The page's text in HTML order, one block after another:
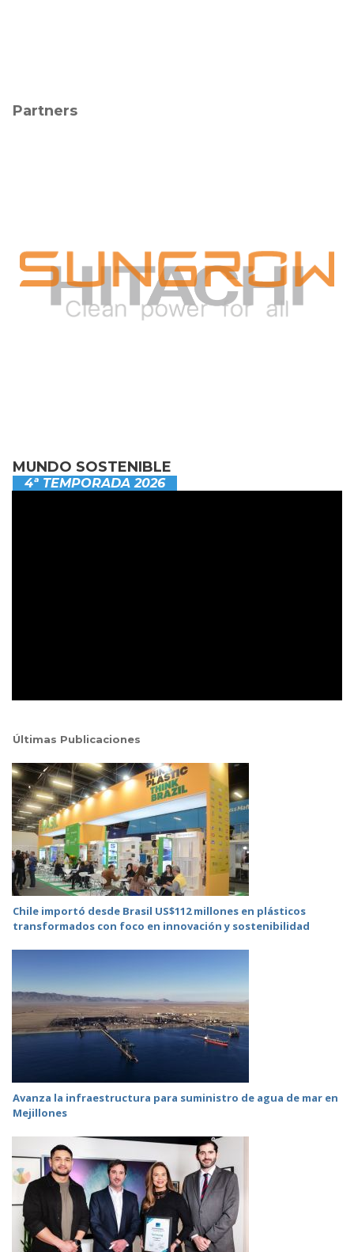
Partners
MUNDO SOSTENIBLE
4ª TEMPORADA 2026
Últimas Publicaciones
Chile importó desde Brasil US$112 millones en plásticos
transformados con foco en innovación y sostenibilidad
Avanza la infraestructura para suministro de agua de mar en
Mejillones